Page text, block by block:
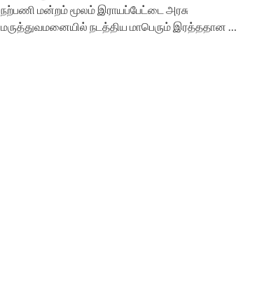
நற்பணி மன்றம் மூலம் இராயப்பேட்டை அரசு
மருத்துவமனையில் நடத்திய மாபெரும் இரத்ததான …